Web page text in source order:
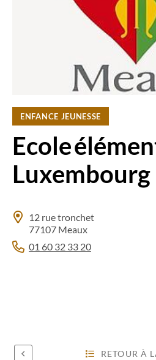
ENFANCE JEUNESSE
Ecole
Luxembourg
12 rue tronchet
77107 Meaux
01 60 32 33 20
RETOUR À